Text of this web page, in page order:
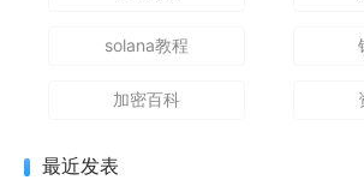
solana教程
加密百科
最近发表